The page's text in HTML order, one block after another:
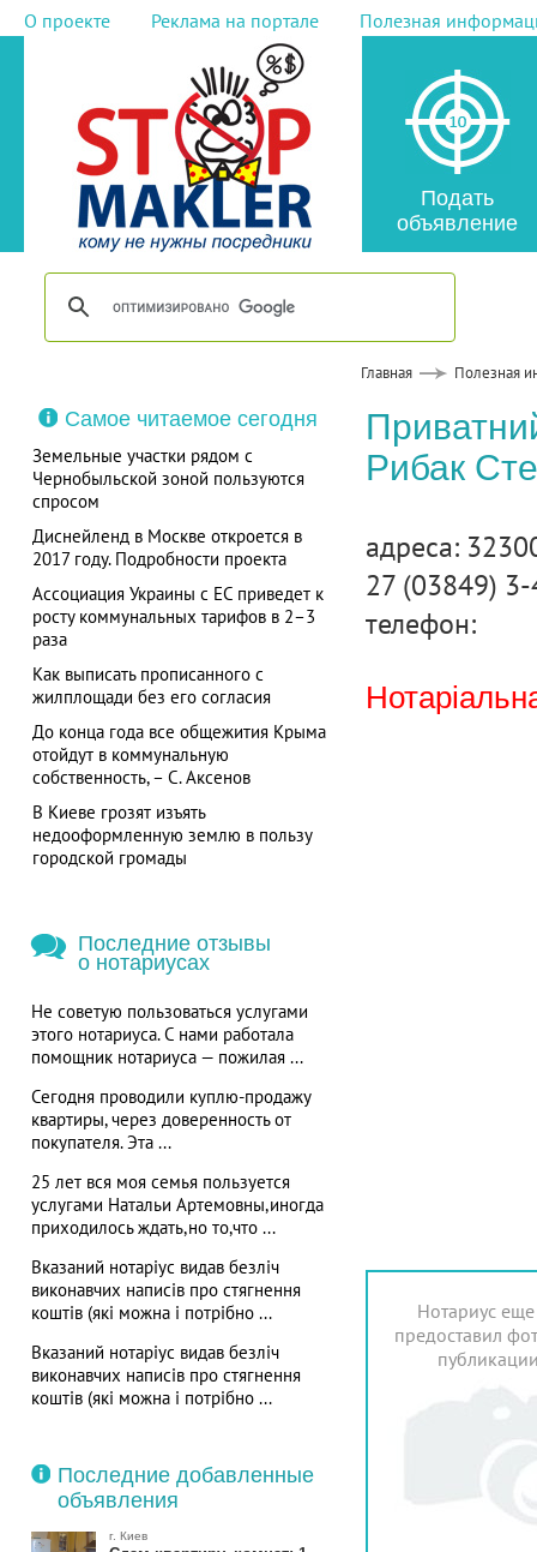
О проекте Реклама на портале Полезная
Подать
объявление
Главная Полезная
Самое читаемое сегодня
Земельные участки рядом с
Чернобыльской зоной пользуются
спросом
Диснейленд в Москве откроется в
2017 году. Подробности проекта
Ассоциация Украины с ЕС приведет к
росту коммунальных тарифов в 2–3
раза
Как выписать прописанного с
жилплощади без его согласия
До конца года все общежития Крыма
отойдут в коммунальную
собственность, – С. Аксенов
В Киеве грозят изъять
недооформленную землю в пользу
городской громады
Последние отзывы
о нотариусах
Не советую пользоваться услугами
этого нотариуса. С нами работала
помощник нотариуса — пожилая ...
Сегодня проводили куплю-продажу
квартиры, через доверенность от
покупателя. Эта ...
25 лет вся моя семья пользуется
услугами Натальи Артемовны,иногда
приходилось ждать,но то,что ...
Вказаний нотаріус видав безліч
виконавчих написів про стягнення
коштів (які можна і потрібно ...
Вказаний нотаріус видав безліч
виконавчих написів про стягнення
коштів (які можна і потрібно ...
Последние добавленные
объявления
г. Киев
Рибак
адреса:
27 (03849)
телефон:
Нотариус
предоставил